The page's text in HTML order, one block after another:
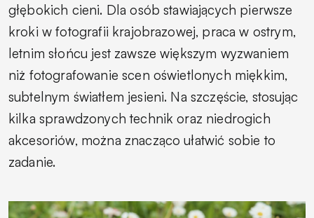
głębokich cieni. Dla osób stawiających pierwsze
kroki w fotografii krajobrazowej, praca w ostrym,
letnim słońcu jest zawsze większym wyzwaniem
niż fotografowanie scen oświetlonych miękkim,
subtelnym światłem jesieni. Na szczęście, stosując
kilka sprawdzonych technik oraz niedrogich
akcesoriów, można znacząco ułatwić sobie to
zadanie.